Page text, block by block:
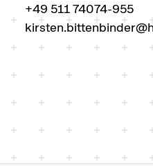
+49 511 74074-955